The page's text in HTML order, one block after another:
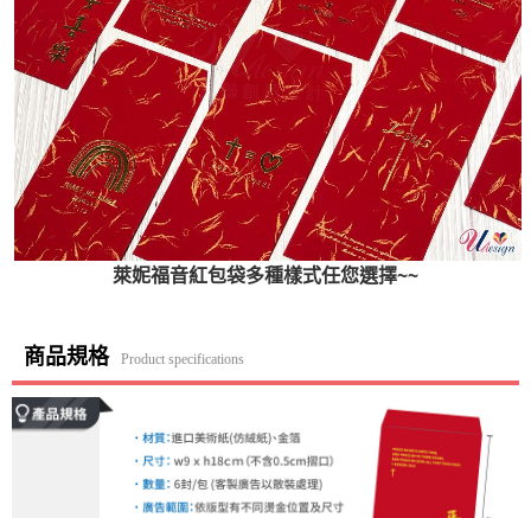
萊妮福音紅包袋多種樣式任您選擇~~
商品規格 Product specifications